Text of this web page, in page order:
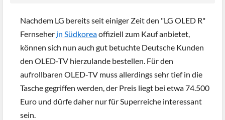
Nachdem LG bereits seit einiger Zeit den "LG OLED R"
Fernseher in Südkoreaoffiziell zum Kauf anbietet,
können sich nun auch gut betuchte Deutsche Kunden
den OLED-TV hierzulande bestellen. Für den
aufrollbaren OLED-TV muss allerdings sehr tief in die
Tasche gegriffen werden, der Preis liegt bei etwa 74.500
Euro und dürfe daher nur für Superreiche interessant
sein.